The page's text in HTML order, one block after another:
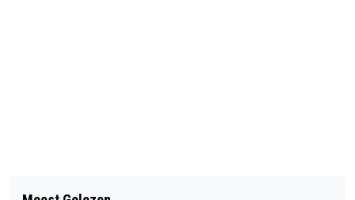
MEERDERE AUTO’S BOTSEN TIJDENS